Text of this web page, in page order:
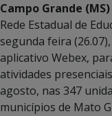
Campo Grande (MS)
Rede Estadual de
segunda feira
aplicativo Webex,
atividades
agosto, nas 347
municípios de Mato